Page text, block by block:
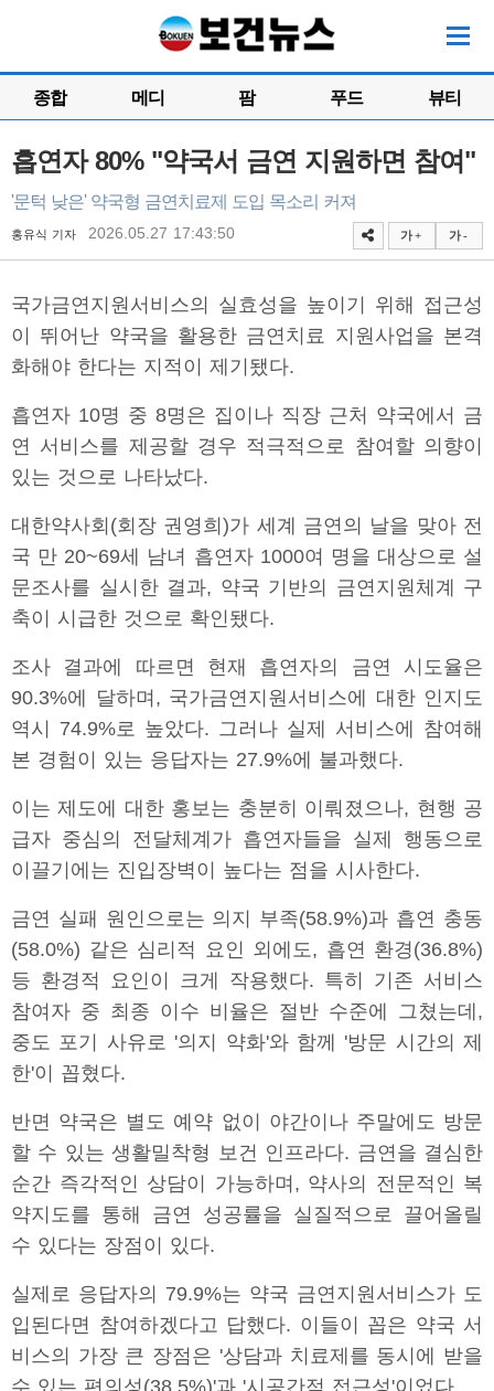
종합 메디 팜 푸드 뷰티
흡연자 80% "약국서 금연 지원하면 참여"
'문턱 낮은' 약국형 금연치료제 도입 목소리 커져
홍유식 기자 2026.05.27 17:43:50 가 + 가 -
국가금연지원서비스의 실효성을 높이기 위해 접근성
이 뛰어난 약국을 활용한 금연치료 지원사업을 본격
화해야 한다는 지적이 제기됐다.
흡연자 10명 중 8명은 집이나 직장 근처 약국에서 금
연 서비스를 제공할 경우 적극적으로 참여할 의향이
있는 것으로 나타났다.
대한약사회(회장 권영희)가 세계 금연의 날을 맞아 전
국 만 20~69세 남녀 흡연자 1000여 명을 대상으로 설
문조사를 실시한 결과, 약국 기반의 금연지원체계 구
축이 시급한 것으로 확인됐다.
조사 결과에 따르면 현재 흡연자의 금연 시도율은
90.3%에 달하며, 국가금연지원서비스에 대한 인지도
역시 74.9%로 높았다. 그러나 실제 서비스에 참여해
본 경험이 있는 응답자는 27.9%에 불과했다.
이는 제도에 대한 홍보는 충분히 이뤄졌으나, 현행 공
급자 중심의 전달체계가 흡연자들을 실제 행동으로
이끌기에는 진입장벽이 높다는 점을 시사한다.
금연 실패 원인으로는 의지 부족(58.9%)과 흡연 충동
(58.0%) 같은 심리적 요인 외에도, 흡연 환경(36.8%)
등 환경적 요인이 크게 작용했다. 특히 기존 서비스
참여자 중 최종 이수 비율은 절반 수준에 그쳤는데,
중도 포기 사유로 '의지 약화'와 함께 '방문 시간의 제
한'이 꼽혔다.
반면 약국은 별도 예약 없이 야간이나 주말에도 방문
할 수 있는 생활밀착형 보건 인프라다. 금연을 결심한
순간 즉각적인 상담이 가능하며, 약사의 전문적인 복
약지도를 통해 금연 성공률을 실질적으로 끌어올릴
수 있다는 장점이 있다.
실제로 응답자의 79.9%는 약국 금연지원서비스가 도
입된다면 참여하겠다고 답했다. 이들이 꼽은 약국 서
비스의 가장 큰 장점은 '상담과 치료제를 동시에 받을
수 있는 편의성(38.5%)'과 '시공간적 접근성'이었다.